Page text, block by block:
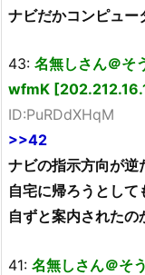
ナビだかコンピュー
43: 名無しさん＠そ
wfmK
ID:PuRDdXHqM
>>42
ナビの指示方向が逆
自宅に帰ろうとし
自ずと案内されたの
41: 名無しさん＠そ